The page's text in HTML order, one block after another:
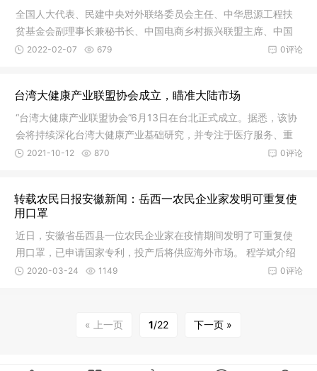
全国人大代表、民建中央对外联络委员会主任、中华思源工程扶
贫基金会副理事长兼秘书长、中国电商乡村振兴联盟主席、中国
慈善联合会副会长、中国慈善家李晓林博士1月29日，在第十一、
央对外联络委员会主任、中华思源工程扶贫基金会副理事长兼秘
书长、中国电商乡村振兴联盟主席、中国慈善联合会副会长、中
国慈善家李晓林博士作词，原中国人民解放军军乐团创作室主任
郭思达作曲，原中国人民解放军海军政治部文工团青年歌唱家
0评论
2022-02-07 679
台湾大健康产业联盟协会成立，瞄准大陆市场
“台湾大健康产业联盟协会”6月13日在台北正式成立。据悉，该协
会将持续深化台湾大健康产业基础研究，并专注于医疗服务、重
症治疗、再生医学等领域。未来还将建置海外服务中心，协助台
全球市场打下基础。
0评论
2021-10-12 870
转载农民日报安徽新闻：岳西一农民企业家发明可重复使
用口罩
近日，安徽省岳西县一位农民企业家在疫情期间发明了可重复使
用口罩，已申请国家专利，投产后将供应海外市场。 程学斌介绍
说，今年元月，他因忙于公司运营分公司搬迁杭州，没料到新冠
越来越严重了，但无处能买到民用防护的口罩，大部分口罩集中
0评论
2020-03-24 1149
« 上一页 1/22 下一页 »